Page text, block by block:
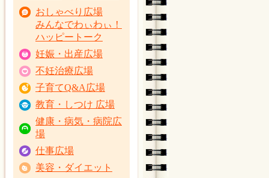
おしゃべり広場
みんなでわぃわぃ！
ハッピートーク
妊娠・出産広場
不妊治療広場
子育てQ&A広場
教育・しつけ 広場
健康・病気・病院広
場
仕事広場
美容・ダイエット